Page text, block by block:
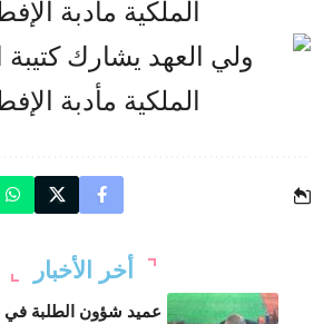
أخر الأخبار
عميد شؤون الطلبة في